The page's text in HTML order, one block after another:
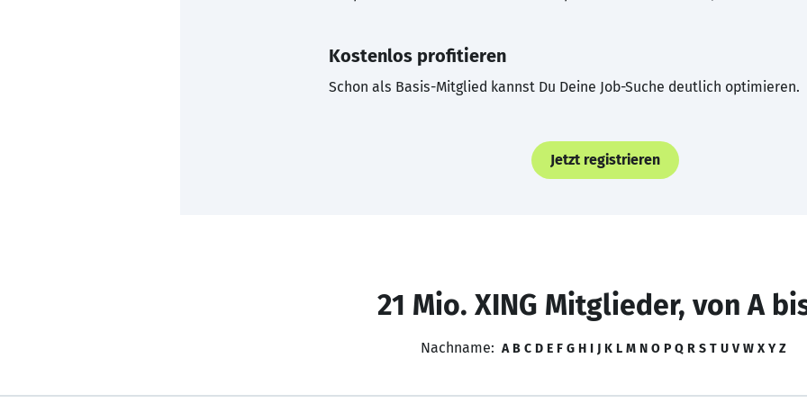
Kostenlos profitieren
Schon als Basis-Mitglied kannst Du Deine Job-Suche deutlich optimieren.
Jetzt registrieren
21 Mio. XING Mitglieder, von A
Nachname: A B C D E F G H I J K L M N O P Q R S T U V W X Y Z